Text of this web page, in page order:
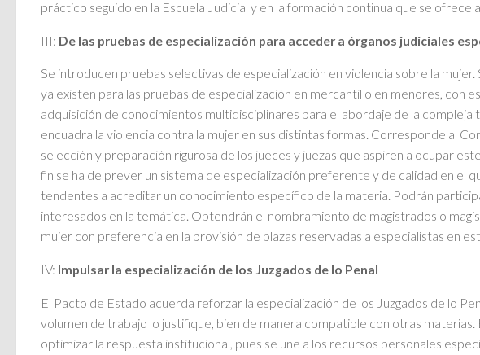
práctico seguido en la Escuela Judicial y en la formación continua que se ofrece
III: De las pruebas de especialización para acceder a órganos judiciales
Se introducen pruebas selectivas de especialización en violencia sobre la mujer.
ya existen para las pruebas de especialización en mercantil o en menores, con
adquisición de conocimientos multidisciplinares para el abordaje de la compleja
encuadra la violencia contra la mujer en sus distintas formas. Corresponde al
selección y preparación rigurosa de los jueces y juezas que aspiren a ocupar
fin se ha de prever un sistema de especialización preferente y de calidad en el
tendentes a acreditar un conocimiento específico de la materia. Podrán
interesados en la temática. Obtendrán el nombramiento de magistrados o
mujer con preferencia en la provisión de plazas reservadas a especialistas en
IV: Impulsar la especialización de los Juzgados de lo Penal
El Pacto de Estado acuerda reforzar la especialización de los Juzgados de lo
volumen de trabajo lo justifique, bien de manera compatible con otras materias.
optimizar la respuesta institucional, pues se une a los recursos personales